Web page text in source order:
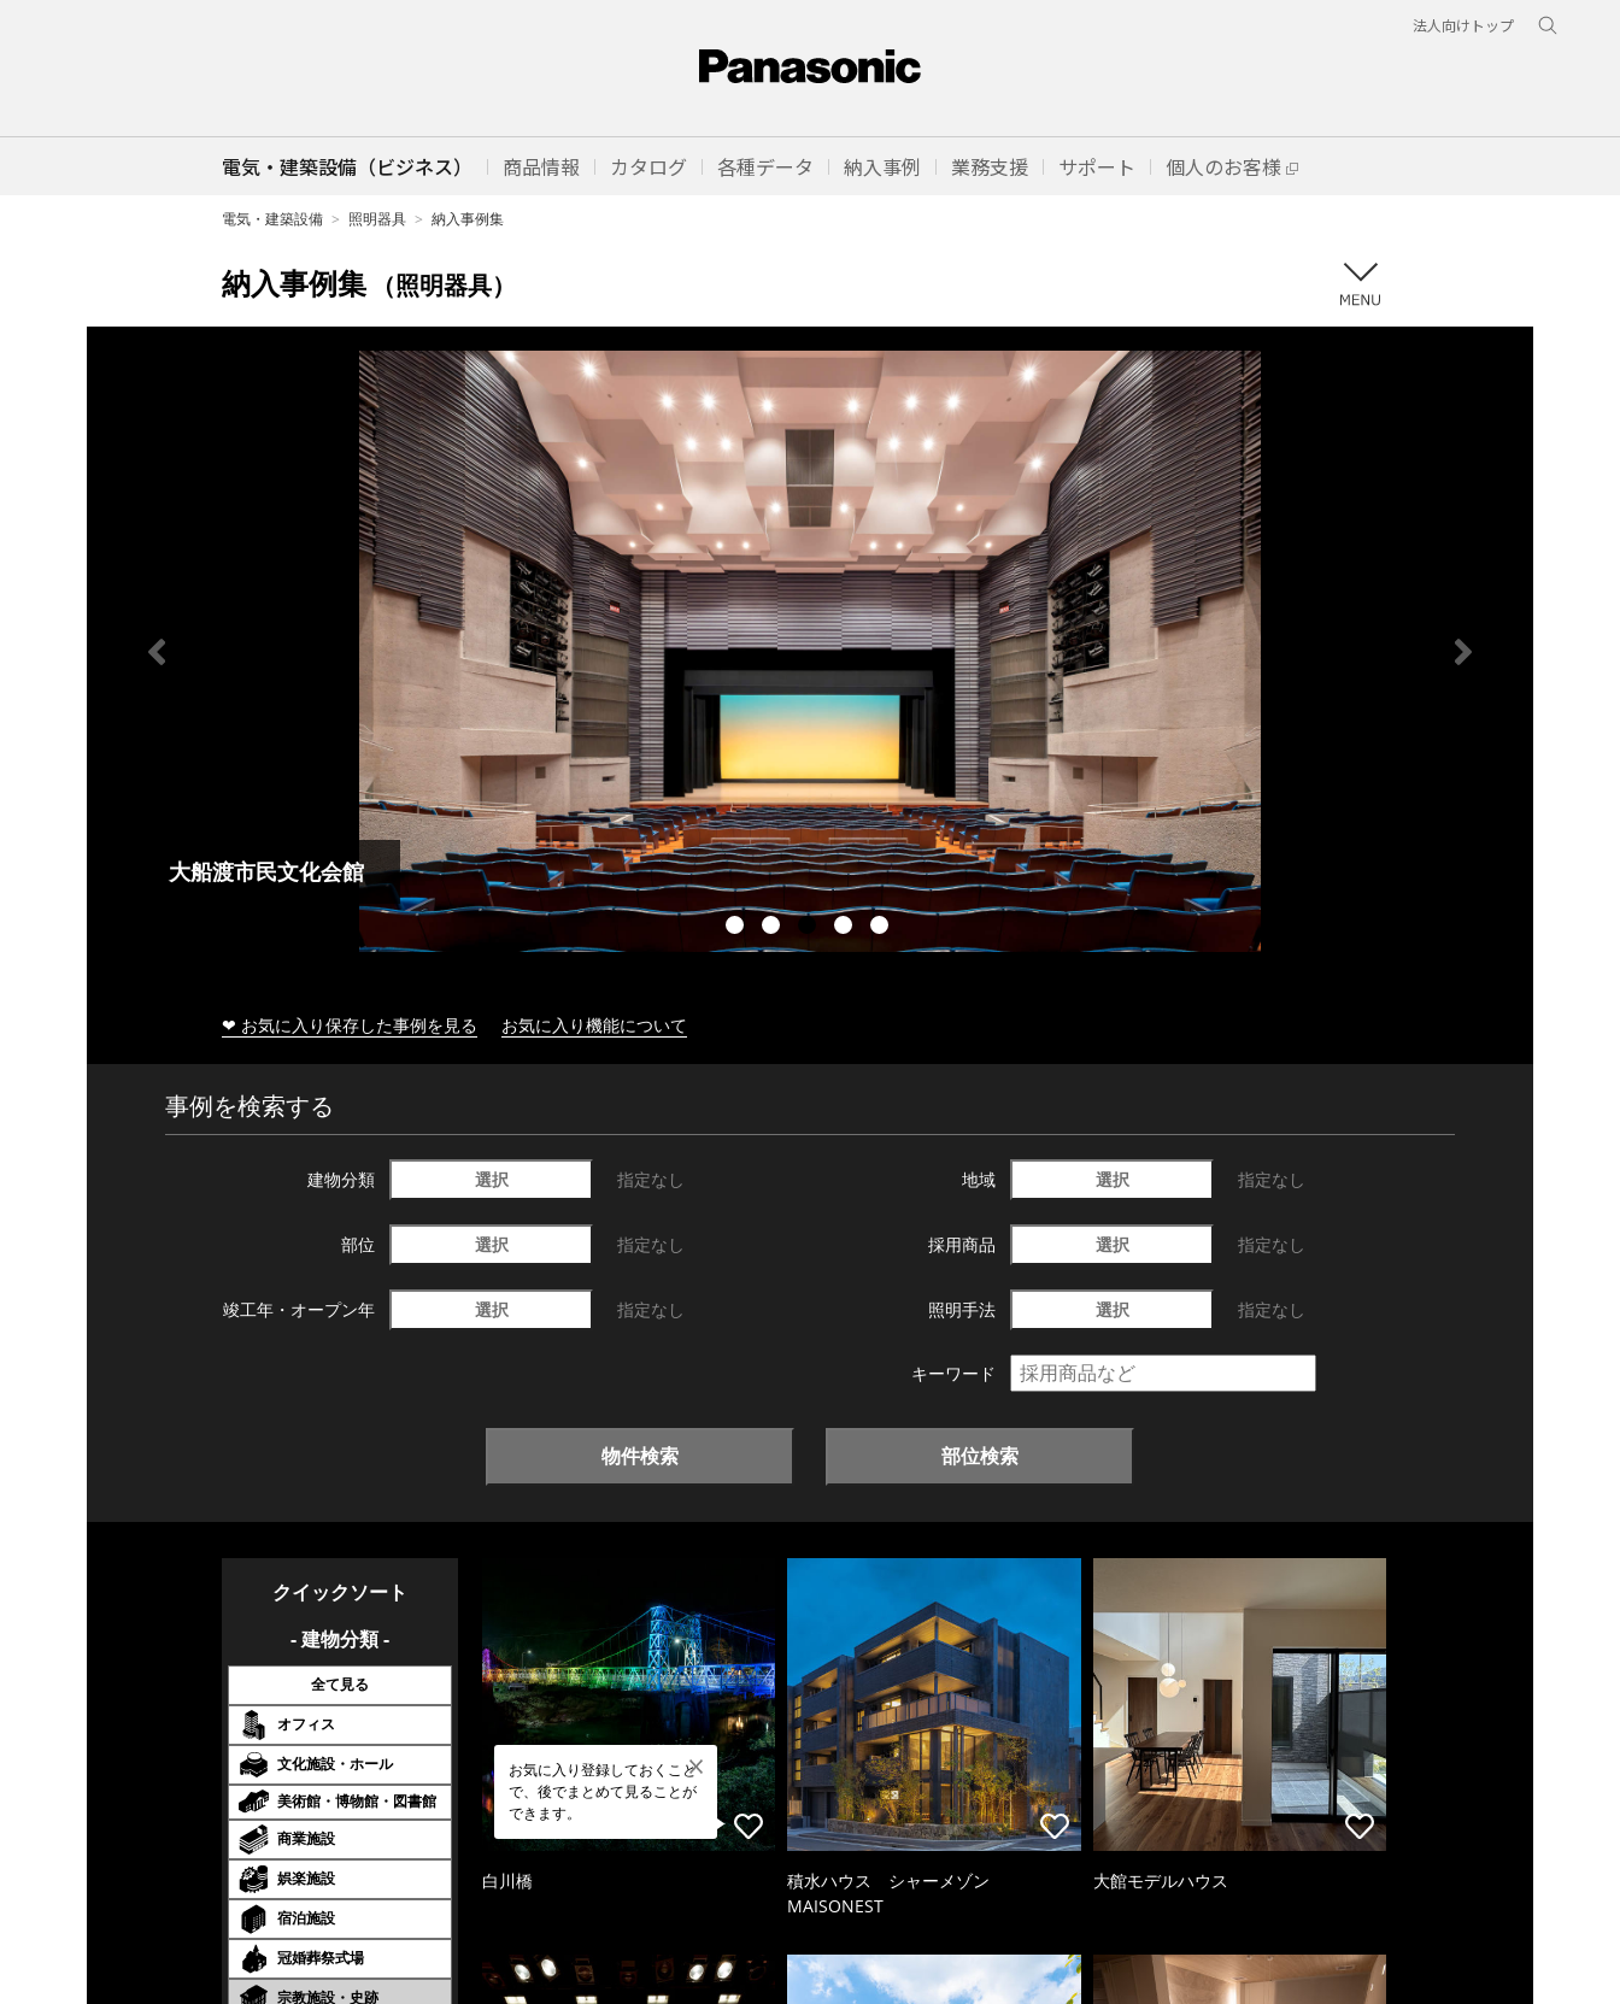
法人向けトップ
電気・建築設備（ビジネス） 商品情報 カタログ 各種データ 納入事例 業務支援 サポート 個人のお客様
電気・建築設備 照明器具 納入事例集
納入事例集 （照明器具）
大船渡市民文化会館
❤ お気に入り保存した事例を見る お気に入り機能について
事例を検索する
建物分類 選択 指定なし 地域 選択 指定なし
部位 選択 指定なし 採用商品 選択 指定なし
竣工年・ オープン年 選択 指定なし 照明手法 選択 指定なし
キーワード
物件検索 部位検索
クイックソート
- 建物分類 -
全て見る
オフィス
文化施設・ホール
美術館・博物館・図書館
商業施設
娯楽施設
宿泊施設
冠婚葬祭式場
宗教施設・史跡
お気に入り登録しておくこと
で、後でまとめて見ることが
できます。
白川橋
積水ハウス シャーメゾン
MAISONEST
大館モデルハウス